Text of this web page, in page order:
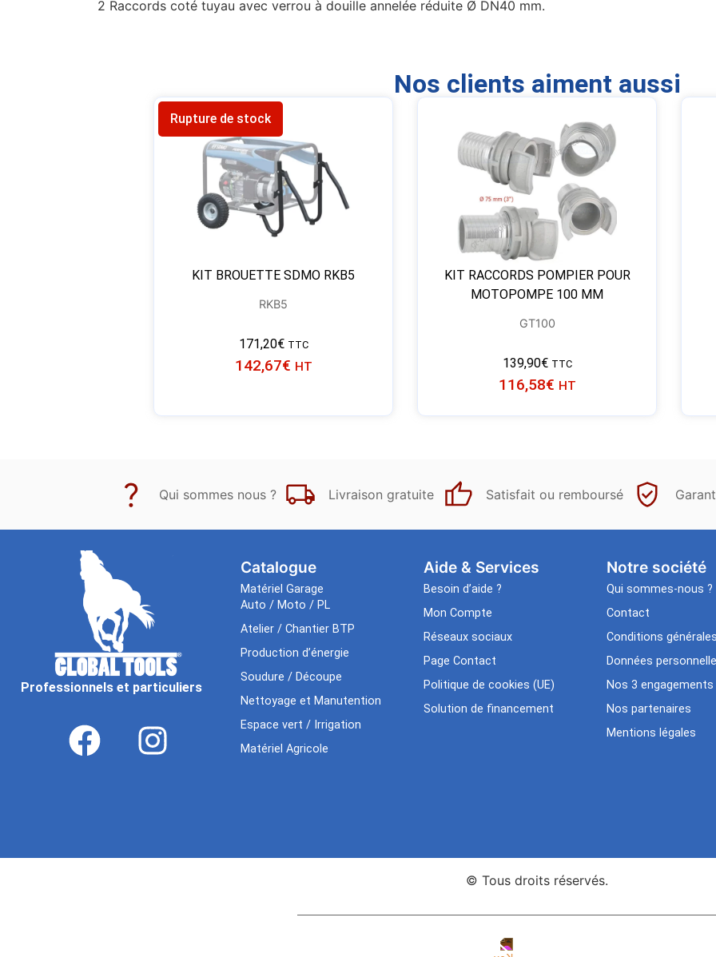
2 Raccords coté tuyau avec verrou à douille annelée réduite Ø DN40 mm.
Nos clients aiment aussi
Rupture de stock
KIT BROUETTE SDMO RKB5
RKB5
171,20€ TTC
142,67€ HT
KIT RACCORDS POMPIER POUR
MOTOPOMPE 100 MM
GT100
139,90€ TTC
116,58€ HT
Qui sommes nous ? Livraison gratuite Satisfait ou remboursé
Professionnels et particuliers
Catalogue
Matériel Garage
Auto / Moto / PL
Atelier / Chantier BTP
Production d’énergie
Soudure / Découpe
Nettoyage et Manutention
Espace vert / Irrigation
Matériel Agricole
Aide & Services​
Besoin d’aide ?
Mon Compte
Réseaux sociaux
Page Contact
Politique de cookies (UE)
Solution de financement
Notre société
Qui sommes-nous ?
Contact
Conditions
Données
Nos 3 engagements
Nos partenaires
Mentions légales
© Tous droits réservés.